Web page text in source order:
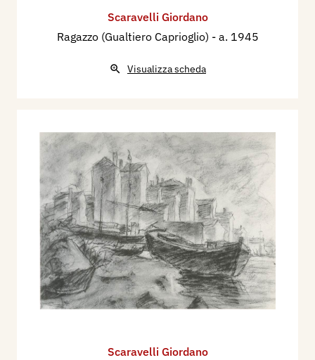
Scaravelli Giordano
Ragazzo (Gualtiero Caprioglio) - a. 1945
Visualizza scheda
Scaravelli Giordano